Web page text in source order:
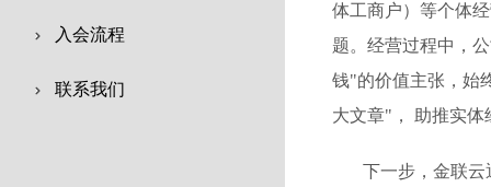
入会流程
联系我们
体工商户）等个体
题。经营过程中，
钱"的价值主张，始
大文章"， 助推实体
下一步，金联